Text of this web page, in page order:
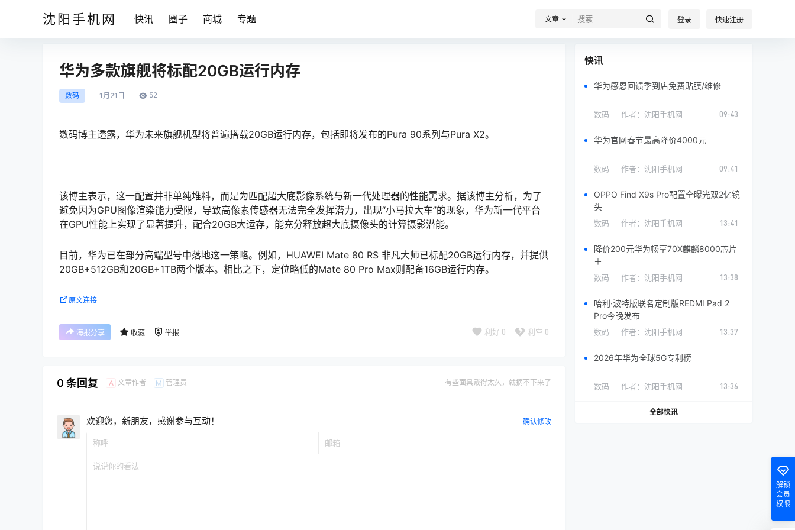
沈阳手机网 快讯 圈子 商城 专题 文章 登录 快速注册
华为多款旗舰将标配20GB运行内存
数码 1月 21日 52
数码博主透露，华为未来旗舰机型将普遍搭载20GB运行内存，包括即将发布的Pura 90系列与Pura X2。
该博主表示，这一配置并非单纯堆料，而是为匹配超大底影像系统与新一代处理器的性能需求。据该博主分析，为了
避免因为GPU图像渲染能力受限，导致高像素传感器无法完全发挥潜力，出现“小马拉大车”的现象，华为新一代平台
在GPU性能上实现了显著提升，配合20GB大运存，能充分释放超大底摄像头的计算摄影潜能。
目前，华为已在部分高端型号中落地这一策略。例如，HUAWEI Mate 80 RS 非凡大师已标配20GB运行内存，并提供
20GB+512GB和20GB+1TB两个版本。相比之下，定位略低的Mate 80 Pro Max则配备16GB运行内存。
原文连接
海报分享 收藏 举报 利好 0 利空 0
0 条回复 A 文章作者 M 管理员 有些面具戴得太久，就摘不下来了
欢迎您，新朋友，感谢参与互动！ 确认修改
快讯
华为感恩回馈季到店免费贴膜/维修
数码 作者： 沈阳手机网 09:43
华为官网春节最高降价4000元
数码 作者： 沈阳手机网 09:41
OPPO Find X9s Pro配置全曝光双2亿镜
头
数码 作者： 沈阳手机网 13:41
降价200元华为畅享70X麒麟8000芯片
＋
数码 作者： 沈阳手机网 13:38
哈利·波特版联名定制版REDMI Pad 2
Pro今晚发布
数码 作者： 沈阳手机网 13:37
2026年华为全球5G专利榜
数码 作者： 沈阳手机网 13:36
全部快讯
解锁
会员
权限